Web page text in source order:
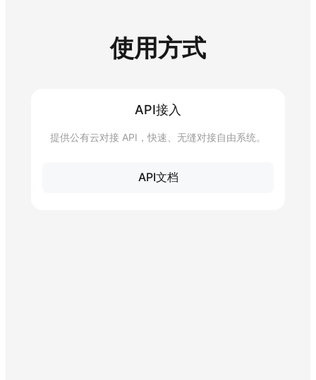
使用方式
API接入
提供公有云对接 API，快速、无缝对接自由系统。
API文档